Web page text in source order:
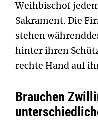
Weihbischof
Sakrament. Die
stehen
hinter ihren
rechte Hand auf
Brauchen